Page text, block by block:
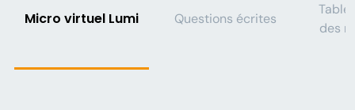
Micro virtuel Lumi Questions écrites
des